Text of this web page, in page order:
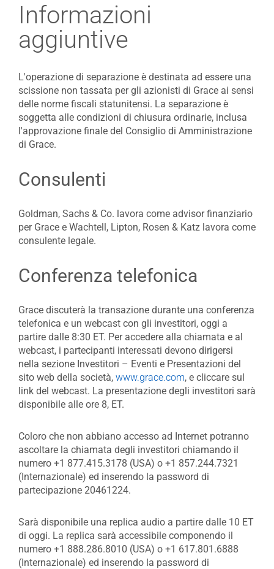
Informazioni
aggiuntive
L'operazione di separazione è destinata ad essere una
scissione non tassata per gli azionisti di Grace ai sensi
delle norme fiscali statunitensi. La separazione è
soggetta alle condizioni di chiusura ordinarie, inclusa
l'approvazione finale del Consiglio di Amministrazione
di Grace.
Consulenti
Goldman, Sachs & Co. lavora come advisor finanziario
per Grace e Wachtell, Lipton, Rosen & Katz lavora come
consulente legale.
Conferenza telefonica
Grace discuterà la transazione durante una conferenza
telefonica e un webcast con gli investitori, oggi a
partire dalle 8:30 ET. Per accedere alla chiamata e al
webcast, i partecipanti interessati devono dirigersi
nella sezione Investitori – Eventi e Presentazioni del
sito web della società, www.grace.com, e cliccare sul
link del webcast. La presentazione degli investitori sarà
disponibile alle ore 8, ET.
Coloro che non abbiano accesso ad Internet potranno
ascoltare la chiamata degli investitori chiamando il
numero +1 877.415.3178 (USA) o +1 857.244.7321
(Internazionale) ed inserendo la password di
partecipazione 20461224.
Sarà disponibile una replica audio a partire dalle 10 ET
di oggi. La replica sarà accessibile componendo il
numero +1 888.286.8010 (USA) o +1 617.801.6888
(Internazionale) ed inserendo la password di